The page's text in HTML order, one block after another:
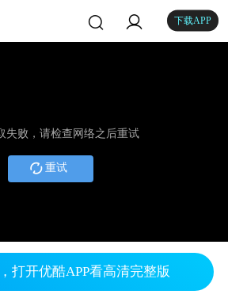
下载APP
失败，请检查网络之后重试
重试
打开优酷APP看高清完整版